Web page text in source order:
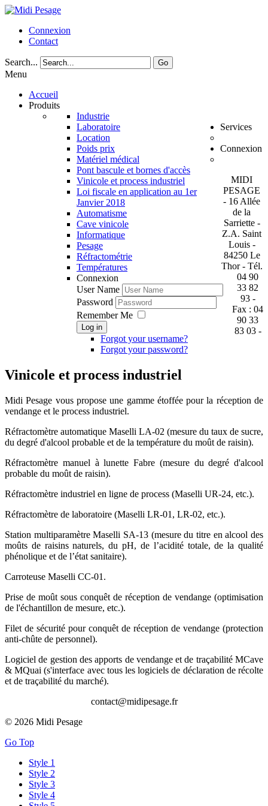
Connexion
Contact
Search... Go
Menu
Accueil
Produits
Industrie
Laboratoire
Location
Poids prix
Matériel médical
Pont bascule et bornes d'accès
Vinicole et process industriel
Loi fiscale en application au 1er
Janvier 2018
Services
Automatisme
Cave vinicole
Informatique
Pesage
Réfractométrie
Températures
Connexion
Connexion
User Name
Password
Remember Me
Log in
Forgot your username?
Forgot your password?
Vinicole et process industriel
Midi Pesage vous propose une gamme étoffée pour la réception de
vendange et le process industriel.
Réfractomètre automatique Maselli LA-02 (mesure du taux de sucre,
du degré d'alcool probable et de la température du moût de raisin).
Réfractomètre manuel à lunette Fabre (mesure du degré d'alcool
probable du moût de raisin).
Réfractomètre industriel en ligne de process (Maselli UR-24, etc.).
Réfractomètre de laboratoire (Maselli LR-01, LR-02, etc.).
Station multiparamètre Maselli SA-13 (mesure du titre en alcool des
moûts de raisins naturels, du pH, de l’acidité totale, de la qualité
phénolique et de l’état sanitaire).
Carroteuse Maselli CC-01.
Prise de moût sous conquêt de réception de vendange (optimisation
de l'échantillon de mesure, etc.).
Filet de sécurité pour conquêt de réception de vendange (protection
anti-chûte de personnel).
Logiciel de gestion des apports de vendange et de traçabilité MCave
& MQuai (s'interface avec tous les logiciels de déclaration de récolte
et de traçabilité du marché).
MIDI
PESAGE
- 16 Allée
de la
Sarriette -
Z.A. Saint
Louis -
84250 Le
Thor - Tél.
04 90
33 82
93 -
Fax : 04
90 33
83 03 -
contact@midipesage.fr
© 2026 Midi Pesage
Go Top
Style 1
Style 2
Style 3
Style 4